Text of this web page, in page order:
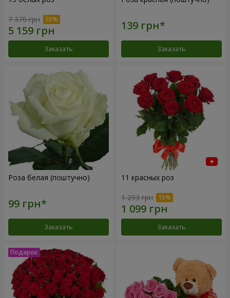
7 370 грн
Заказать Заказать
Роза белая (поштучно)
Заказать
11 красных роз
1 293 грн
Заказать